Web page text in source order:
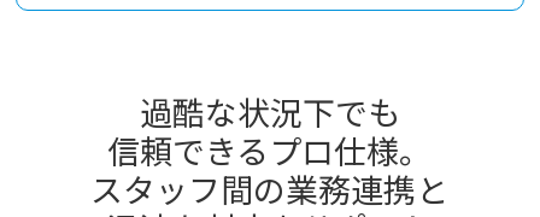
過酷な状況下でも
信頼できるプロ仕様。
スタッフ間の業務連携と